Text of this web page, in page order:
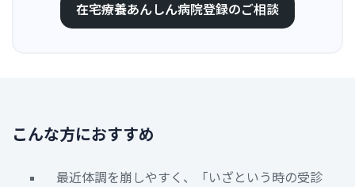
在宅療養あんしん病院登録のご相談
こんな方におすすめ
最近体調を崩しやすく、「いざという時の受診